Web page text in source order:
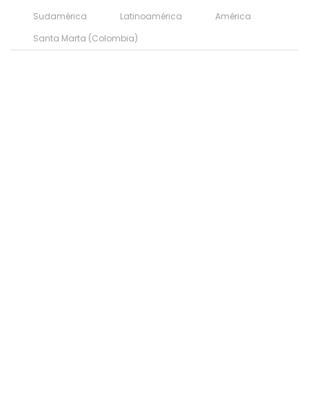
Sudamérica Latinoamérica
América
Santa Marta (Colombia)